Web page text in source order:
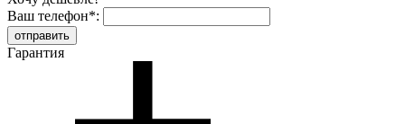
Ваш телефон*:
Гарантия